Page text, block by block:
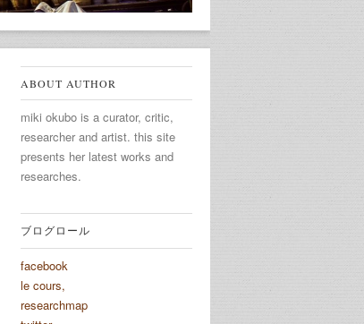
ABOUT AUTHOR
miki okubo is a curator, critic,
researcher and artist. this site
presents her latest works and
researches.
ブログロール
facebook
le cours,
researchmap